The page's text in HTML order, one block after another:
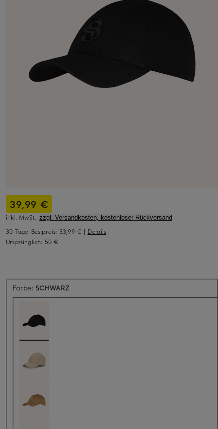
39,99 €
inkl. MwSt., zzgl. Versandkosten, kostenloser Rückversand
30-Tage-Bestpreis: 33,99 € | Details
Ursprünglich: 50 €
Farbe: SCHWARZ